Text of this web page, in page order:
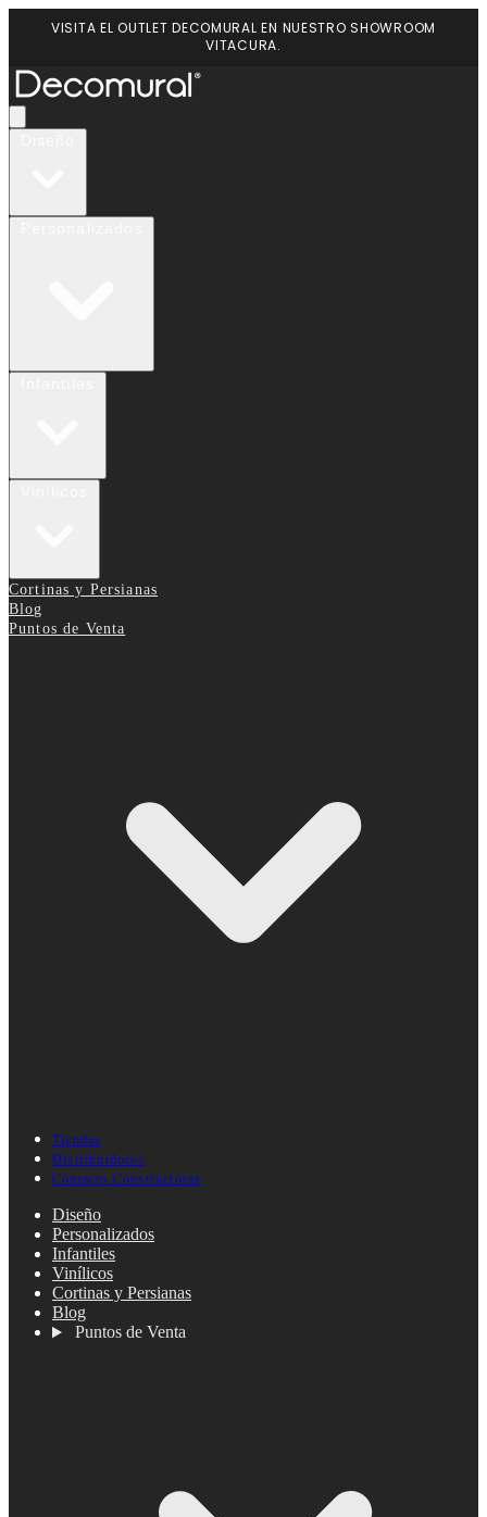
VISITA EL OUTLET DECOMURAL EN NUESTRO SHOWROOM
VITACURA.
Cortinas y Persianas
Blog
Puntos de Venta
Tiendas
Distribuidores
Contacto Constructoras
Diseño
Personalizados
Infantiles
Vinílicos
Cortinas y Persianas
Blog
Puntos de Venta